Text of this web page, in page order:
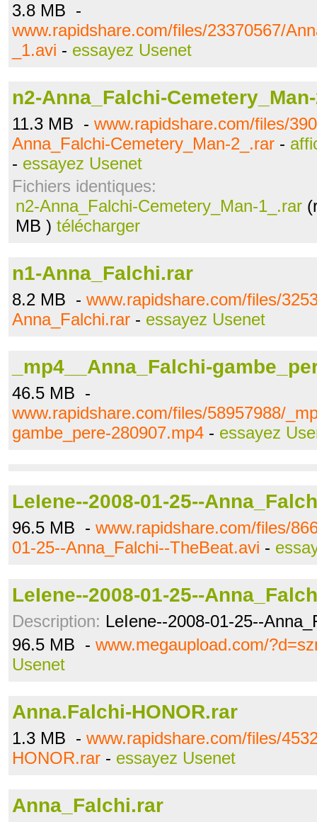
3.8 MB -
www.rapidshare.com/files/23370567/
_1.avi - essayez Usenet
n2-Anna_Falchi-
11.3 MB - www.rapidshare.com/files/
Anna_Falchi-Cemetery_Man-2_.rar -
- essayez Usenet
Fichiers identiques:
n2-Anna_Falchi-Cemetery_Man-1_.rar
MB ) télécharger
n1-Anna_Falchi.rar
8.2 MB - www.rapidshare.com/files/
Anna_Falchi.rar - essayez Usenet
_mp4__Anna_Falchi-
46.5 MB -
www.rapidshare.com/files/58957988/
gambe_pere-280907.mp4 - essayez
LeIene--2008-01-25--
96.5 MB - www.rapidshare.com/files/
01-25--Anna_Falchi--TheBeat.avi -
LeIene--2008-01-25--
Description: LeIene--2008-01-25--
96.5 MB - www.megaupload.com/
Usenet
Anna.Falchi-HONOR.rar
1.3 MB - www.rapidshare.com/files/
HONOR.rar - essayez Usenet
Anna_Falchi.rar